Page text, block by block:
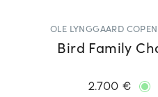
OLE LYNGGAARD
Bird Family
2.700 €